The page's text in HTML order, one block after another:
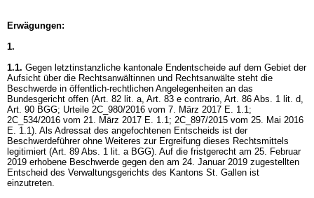
Erwägungen:
1.
1.1. Gegen letztinstanzliche kantonale Endentscheide auf dem Gebiet der
Aufsicht über die Rechtsanwältinnen und Rechtsanwälte steht die
Beschwerde in öffentlich-rechtlichen Angelegenheiten an das
Bundesgericht offen (Art. 82 lit. a, Art. 83 e contrario, Art. 86 Abs. 1 lit. d,
Art. 90 BGG; Urteile 2C_980/2016 vom 7. März 2017 E. 1.1;
2C_534/2016 vom 21. März 2017 E. 1.1; 2C_897/2015 vom 25. Mai 2016
E. 1.1). Als Adressat des angefochtenen Entscheids ist der
Beschwerdeführer ohne Weiteres zur Ergreifung dieses Rechtsmittels
legitimiert (Art. 89 Abs. 1 lit. a BGG). Auf die fristgerecht am 25. Februar
2019 erhobene Beschwerde gegen den am 24. Januar 2019 zugestellten
Entscheid des Verwaltungsgerichts des Kantons St. Gallen ist
einzutreten.